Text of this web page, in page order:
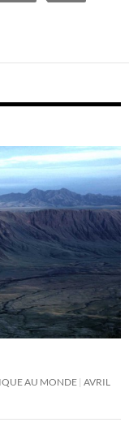
AU MONDE AVRIL